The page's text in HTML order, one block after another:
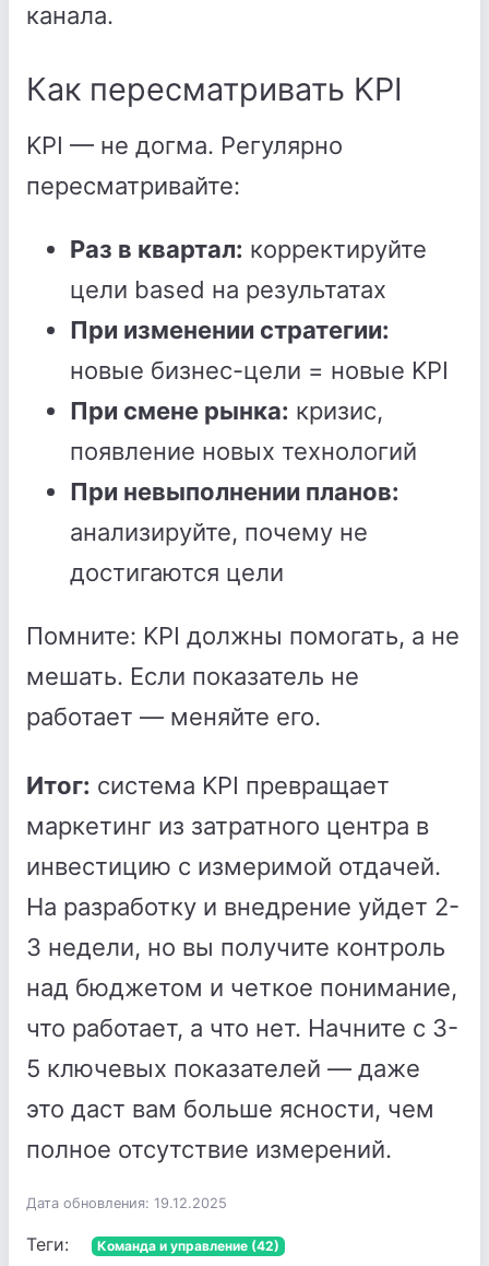
канала.
Как пересматривать KPI
KPI — не догма. Регулярно
пересматривайте:
Раз в квартал: корректируйте
цели based на результатах
При изменении стратегии:
новые бизнес-цели = новые KPI
При смене рынка: кризис,
появление новых технологий
При невыполнении планов:
анализируйте, почему не
достигаются цели
Помните: KPI должны помогать, а не
мешать. Если показатель не
работает — меняйте его.
Итог: система KPI превращает
маркетинг из затратного центра в
инвестицию с измеримой отдачей.
На разработку и внедрение уйдет 2-
3 недели, но вы получите контроль
над бюджетом и четкое понимание,
что работает, а что нет. Начните с 3-
5 ключевых показателей — даже
это даст вам больше ясности, чем
полное отсутствие измерений.
Дата обновления: 19.12.2025
Теги: Команда и управление (42)